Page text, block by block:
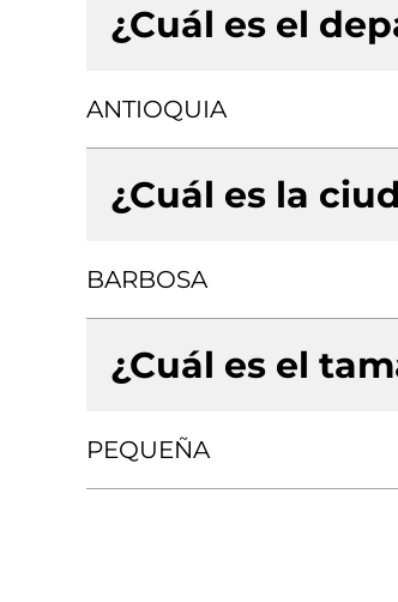
¿Cuál es el
ANTIOQUIA
¿Cuál es la
BARBOSA
¿Cuál es el
PEQUEÑA